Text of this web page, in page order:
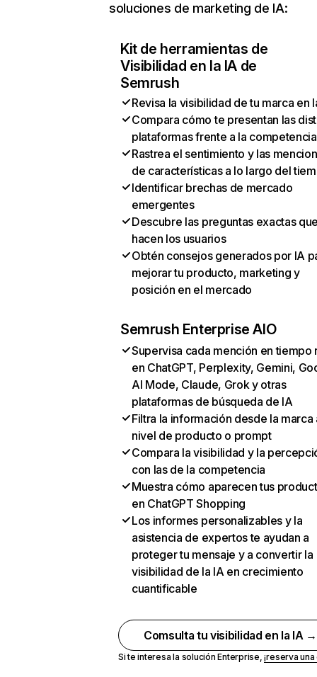
soluciones de marketing de IA:
Kit de herramientas de
Visibilidad en la IA de
Semrush
Revisa la visibilidad de tu marca en
Compara cómo te presentan las
plataformas frente a la competencia
Rastrea el sentimiento y las
de características a lo largo del
Identificar brechas de mercado
emergentes
Descubre las preguntas exactas
hacen los usuarios
Obtén consejos generados por IA
mejorar tu producto, marketing y
posición en el mercado
Semrush Enterprise AIO
Supervisa cada mención en tiempo
en ChatGPT, Perplexity, Gemini,
AI Mode, Claude, Grok y otras
plataformas de búsqueda de IA
Filtra la información desde la marca
nivel de producto o prompt
Compara la visibilidad y la
con las de la competencia
Muestra cómo aparecen tus
en ChatGPT Shopping
Los informes personalizables y la
asistencia de expertos te ayudan a
proteger tu mensaje y a convertir la
visibilidad de la IA en crecimiento
cuantificable
Comsulta tu visibilidad en la IA →
Si te interesa la solución Enterprise,¡reserva